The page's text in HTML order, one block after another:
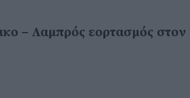
– Λαμπρός εορτασμός στον